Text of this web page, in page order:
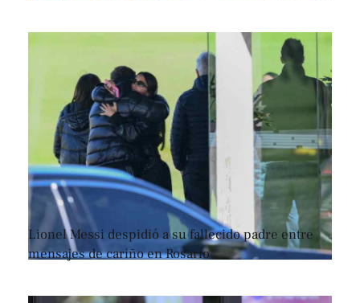
Lionel Messi despidió a su fallecido padre entre
mensajes de cariño en Rosario